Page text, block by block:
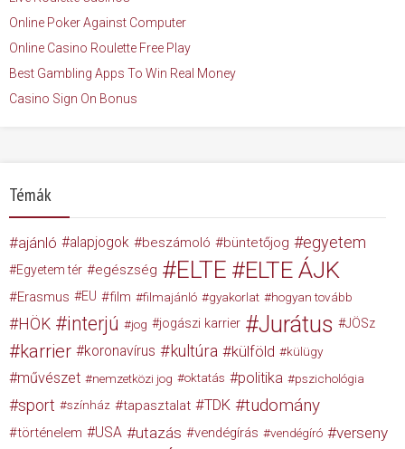
Online Poker Against Computer
Online Casino Roulette Free Play
Best Gambling Apps To Win Real Money
Casino Sign On Bonus
Témák
ajánló alapjogok beszámoló büntetőjog egyetem
Egyetem tér egészség ELTE ELTE ÁJK
Erasmus EU film filmajánló gyakorlat hogyan tovább
HÖK interjú jog jogászi karrier Jurátus JÖSz
karrier koronavírus kultúra külföld külügy
művészet nemzetközi jog oktatás politika pszichológia
sport színház tapasztalat TDK tudomány
történelem USA utazás vendégírás vendégíró verseny